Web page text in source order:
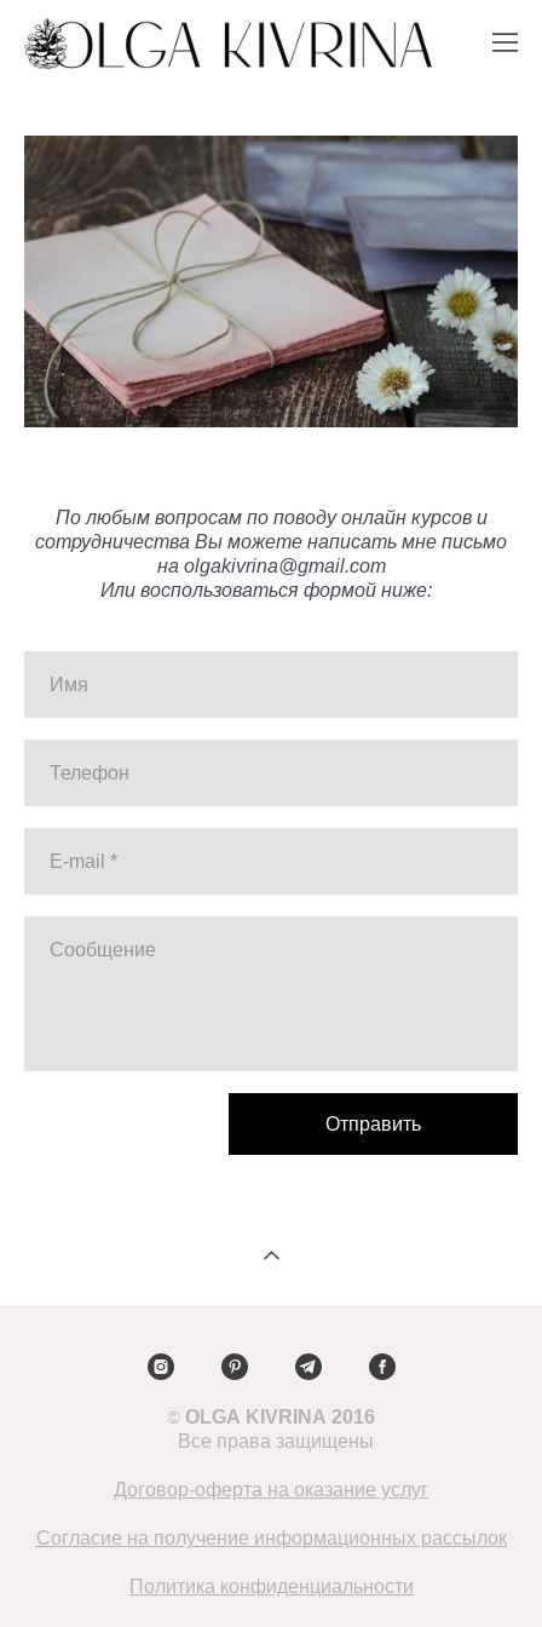
По любым вопросам по поводу онлайн курсов и
сотрудничества Вы можете написать мне письмо
на olgakivrina@gmail.com
Или воспользоваться формой ниже:
Имя
Телефон
E-mail *
Сообщение
Отправить
© OLGA KIVRINA 2016
Все права защищены
Договор-оферта на оказание услуг
Согласие на получение информационных рассылок
Политика конфиденциальности